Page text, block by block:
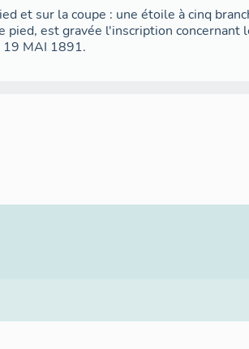
et sur la coupe : une étoile à cinq
pied, est gravée l'inscription concernant
19 MAI 1891.